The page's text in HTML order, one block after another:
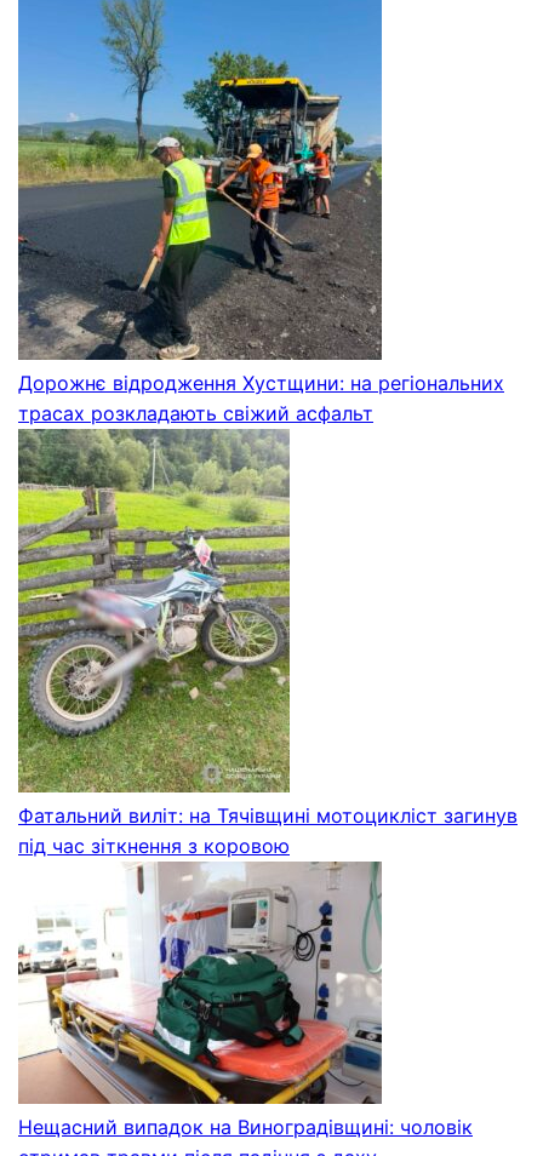
Дорожнє відродження Хустщини: на регіональних
трасах розкладають свіжий асфальт
Фатальний виліт: на Тячівщині мотоцикліст загинув
під час зіткнення з коровою
Нещасний випадок на Виноградівщині: чоловік